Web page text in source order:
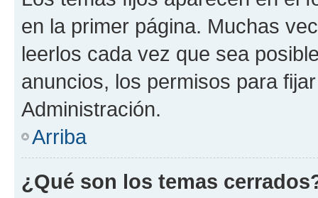
en la primer página. Muchas
leerlos cada vez que sea
anuncios, los permisos para
Administración.
Arriba
¿Qué son los temas